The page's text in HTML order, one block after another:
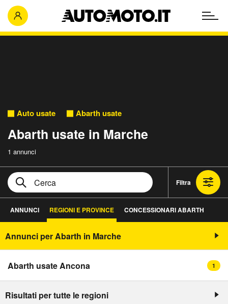
Auto usate Abarth usate
Abarth usate in Marche
1 annunci
Filtra
ANNUNCI REGIONI E PROVINCE CONCESSIONARI ABARTH
Annunci per Abarth in Marche
Abarth usate Ancona 1
Risultati per tutte le regioni